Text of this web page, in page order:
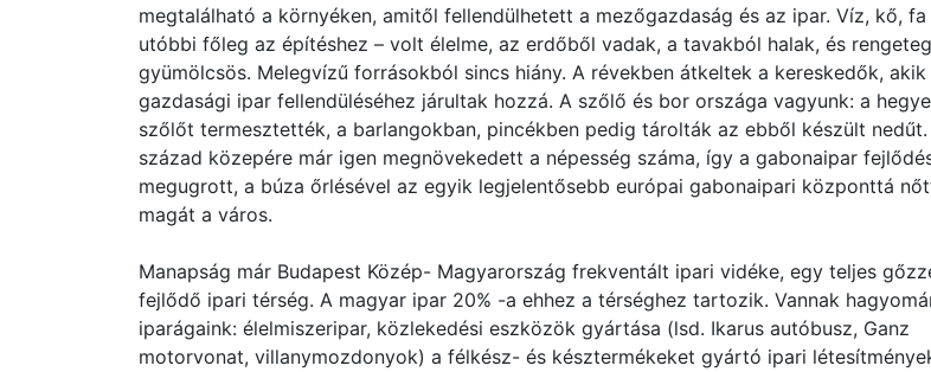
megtalálható a környéken, amitől fellendülhetett a mezőgazdaság és az ipar. Víz, kő, fa
utóbbi főleg az építéshez – volt élelme, az erdőből vadak, a tavakból halak, és rengeteg
gyümölcsös. Melegvízű forrásokból sincs hiány. A révekben átkeltek a kereskedők, akik
gazdasági ipar fellendüléséhez járultak hozzá. A szőlő és bor országa vagyunk: a
szőlőt termesztették, a barlangokban, pincékben pedig tárolták az ebből készült nedűt.
század közepére már igen megnövekedett a népesség száma, így a gabonaipar
megugrott, a búza őrlésével az egyik legjelentősebb európai gabonaipari központtá
magát a város.
Manapság már Budapest Közép- Magyarország frekventált ipari vidéke, egy teljes
fejlődő ipari térség. A magyar ipar 20% -a ehhez a térséghez tartozik. Vannak
iparágaink: élelmiszeripar, közlekedési eszközök gyártása (lsd. Ikarus autóbusz, Ganz
motorvonat, villanymozdonyok) a félkész- és késztermékeket gyártó ipari